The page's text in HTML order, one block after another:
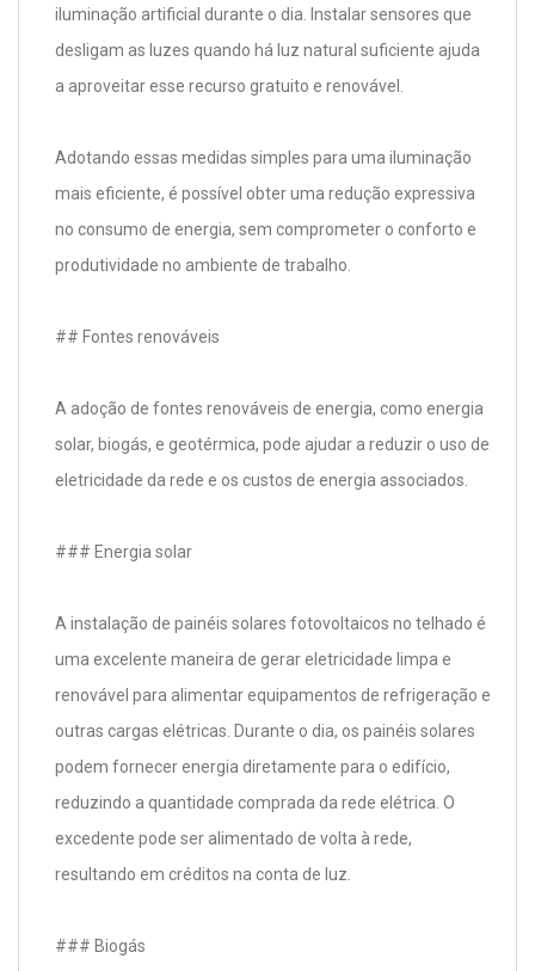
iluminação artificial durante o dia. Instalar sensores que
desligam as luzes quando há luz natural suficiente ajuda
a aproveitar esse recurso gratuito e renovável.
Adotando essas medidas simples para uma iluminação
mais eficiente, é possível obter uma redução expressiva
no consumo de energia, sem comprometer o conforto e
produtividade no ambiente de trabalho.
## Fontes renováveis
A adoção de fontes renováveis de energia, como energia
solar, biogás, e geotérmica, pode ajudar a reduzir o uso de
eletricidade da rede e os custos de energia associados.
### Energia solar
A instalação de painéis solares fotovoltaicos no telhado é
uma excelente maneira de gerar eletricidade limpa e
renovável para alimentar equipamentos de refrigeração e
outras cargas elétricas. Durante o dia, os painéis solares
podem fornecer energia diretamente para o edifício,
reduzindo a quantidade comprada da rede elétrica. O
excedente pode ser alimentado de volta à rede,
resultando em créditos na conta de luz.
### Biogás